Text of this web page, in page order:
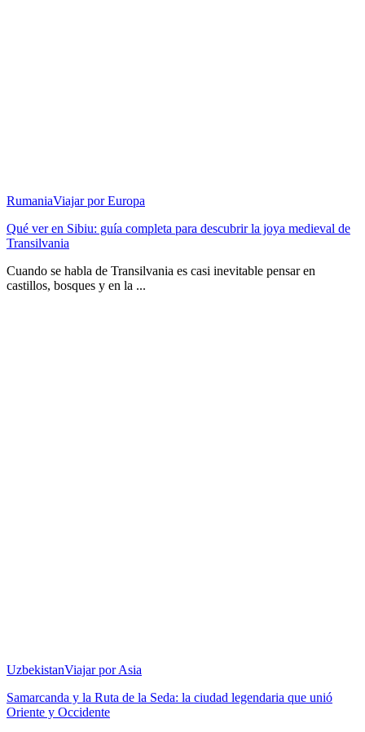
RumaniaViajar por Europa
Qué ver en Sibiu: guía completa para descubrir la joya medieval de
Transilvania
Cuando se habla de Transilvania es casi inevitable pensar en
castillos, bosques y en la ...
UzbekistanViajar por Asia
Samarcanda y la Ruta de la Seda: la ciudad legendaria que unió
Oriente y Occidente